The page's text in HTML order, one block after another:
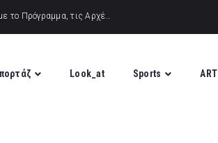
Look_at Sports ART